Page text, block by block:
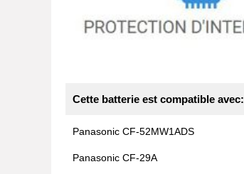
Cette batterie est compatible avec:
Panasonic CF-52MW1ADS
Panasonic CF-29A